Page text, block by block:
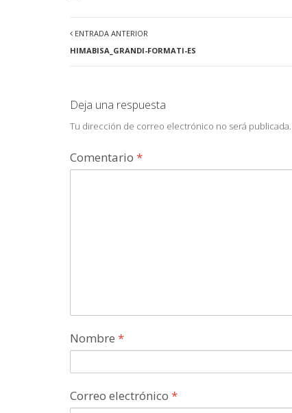
ENTRADA ANTERIOR
HIMABISA_GRANDI-FORMATI-ES
Deja una respuesta
Tu dirección de correo electrónico no será publicada.
Comentario *
Nombre *
Correo electrónico *